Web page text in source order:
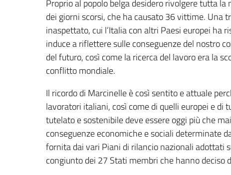
Proprio al popolo belga desidero rivolgere tutta
dei giorni scorsi, che ha causato 36 vittime. Una
inaspettato, cui l’Italia con altri Paesi europei ha
induce a riflettere sulle conseguenze del nostro
del futuro, così come la ricerca del lavoro era la
conflitto mondiale.
Il ricordo di Marcinelle è così sentito e attuale
lavoratori italiani, così come di quelli europei e di
tutelato e sostenibile deve essere oggi più che
conseguenze economiche e sociali determinate
fornita dai vari Piani di rilancio nazionali adottati
congiunto dei 27 Stati membri che hanno deciso